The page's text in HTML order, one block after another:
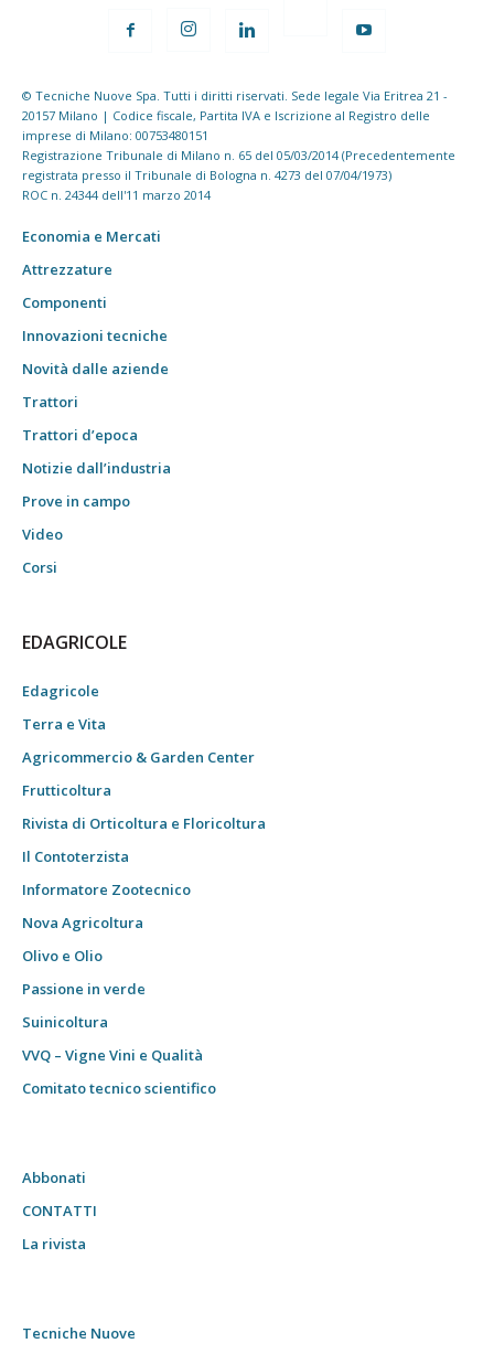
© Tecniche Nuove Spa. Tutti i diritti riservati. Sede legale Via Eritrea 21 -
20157 Milano | Codice fiscale, Partita IVA e Iscrizione al Registro delle
imprese di Milano: 00753480151
Registrazione Tribunale di Milano n. 65 del 05/03/2014 (Precedentemente
registrata presso il Tribunale di Bologna n. 4273 del 07/04/1973)
ROC n. 24344 dell'11 marzo 2014
Economia e Mercati
Attrezzature
Componenti
Innovazioni tecniche
Novità dalle aziende
Trattori
Trattori d’epoca
Notizie dall’industria
Prove in campo
Video
Corsi
EDAGRICOLE
Edagricole
Terra e Vita
Agricommercio & Garden Center
Frutticoltura
Rivista di Orticoltura e Floricoltura
Il Contoterzista
Informatore Zootecnico
Nova Agricoltura
Olivo e Olio
Passione in verde
Suinicoltura
VVQ – Vigne Vini e Qualità
Comitato tecnico scientifico
Abbonati
CONTATTI
La rivista
Tecniche Nuove